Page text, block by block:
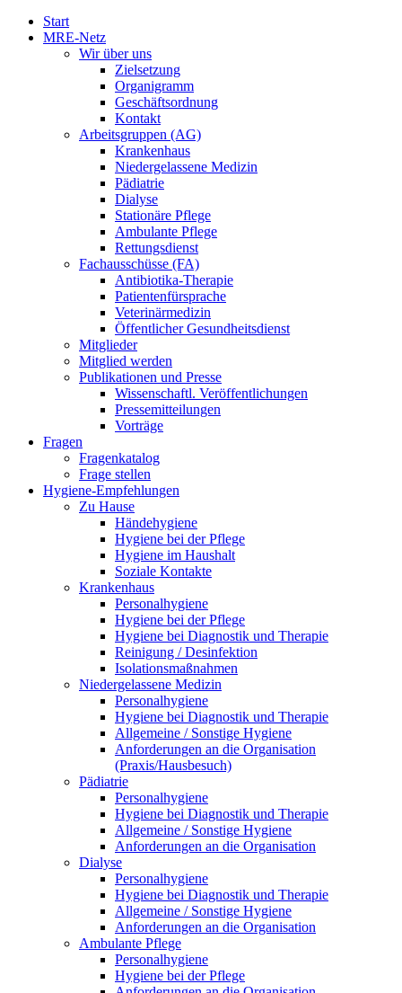
Start
MRE-Netz
Wir über uns
Zielsetzung
Organigramm
Geschäftsordnung
Kontakt
Arbeitsgruppen (AG)
Krankenhaus
Niedergelassene Medizin
Pädiatrie
Dialyse
Stationäre Pflege
Ambulante Pflege
Rettungsdienst
Fachausschüsse (FA)
Antibiotika-Therapie
Patientenfürsprache
Veterinärmedizin
Öffentlicher Gesundheitsdienst
Mitglieder
Mitglied werden
Publikationen und Presse
Wissenschaftl. Veröffentlichungen
Pressemitteilungen
Vorträge
Fragen
Fragenkatalog
Frage stellen
Hygiene-Empfehlungen
Zu Hause
Händehygiene
Hygiene bei der Pflege
Hygiene im Haushalt
Soziale Kontakte
Krankenhaus
Personalhygiene
Hygiene bei der Pflege
Hygiene bei Diagnostik und Therapie
Reinigung / Desinfektion
Isolationsmaßnahmen
Niedergelassene Medizin
Personalhygiene
Hygiene bei Diagnostik und Therapie
Allgemeine / Sonstige Hygiene
Anforderungen an die Organisation
(Praxis/Hausbesuch)
Pädiatrie
Personalhygiene
Hygiene bei Diagnostik und Therapie
Allgemeine / Sonstige Hygiene
Anforderungen an die Organisation
Dialyse
Personalhygiene
Hygiene bei Diagnostik und Therapie
Allgemeine / Sonstige Hygiene
Anforderungen an die Organisation
Ambulante Pflege
Personalhygiene
Hygiene bei der Pflege